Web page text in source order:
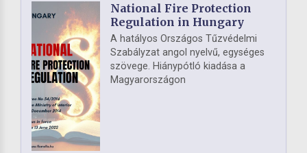
National Fire Protection
Regulation in Hungary
A hatályos Országos Tűzvédelmi
Szabályzat angol nyelvű, egységes
szövege. Hiánypótló kiadása a
Magyarországon